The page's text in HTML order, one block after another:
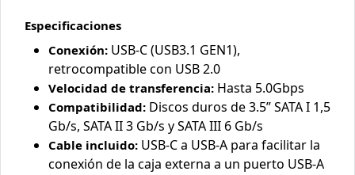
Especificaciones
Conexión: USB-C (USB3.1 GEN1),
retrocompatible con USB 2.0
Velocidad de transferencia: Hasta 5.0Gbps
Compatibilidad: Discos duros de 3.5” SATA I 1,5
Gb/s, SATA II 3 Gb/s y SATA III 6 Gb/s
Cable incluido: USB-C a USB-A para facilitar la
conexión de la caja externa a un puerto USB-A